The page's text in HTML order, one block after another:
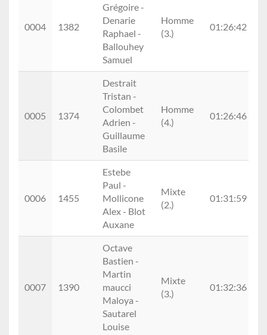
0004 1382
Grégoire -
Denarie
Raphael -
Ballouhey
Samuel
Homme
(3.)
01:26:42
0005 1374
Destrait
Tristan -
Colombet
Adrien -
Guillaume
Basile
Homme
(4.)
01:26:46
0006 1455
Estebe
Paul -
Mollicone
Alex - Blot
Auxane
Mixte
(2.)
01:31:59
0007 1390
Octave
Bastien -
Martin
maucci
Maloya -
Sautarel
Louise
Mixte
(3.)
01:32:36